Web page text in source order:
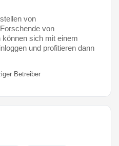
von
von
können sich mit einem
und profitieren dann
Betreiber